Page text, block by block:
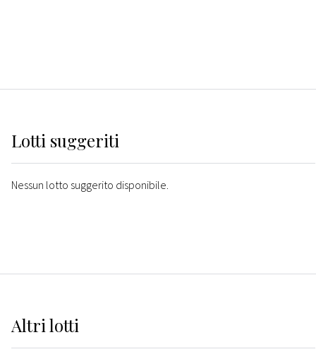
Lotti suggeriti
Nessun lotto suggerito disponibile.
Altrilotti